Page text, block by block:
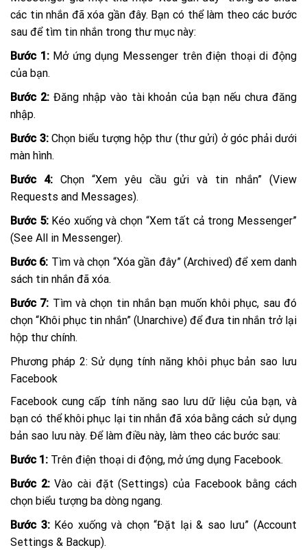
các tin nhắn đã xóa gần đây. Bạn có thể làm theo các bước
sau để tìm tin nhắn trong thư mục này:
Bước 1:Mở ứng dụng Messenger trên điện thoại di động
của bạn.
Bước 2:Đăng nhập vào tài khoản của bạn nếu chưa đăng
nhập.
Bước 3:Chọn biểu tượng hộp thư (thư gửi) ở góc phải dưới
màn hình.
Bước 4:Chọn “Xem yêu cầu gửi và tin nhắn” (View
Requests and Messages).
Bước 5:Kéo xuống và chọn “Xem tất cả trong Messenger”
(See All in Messenger).
Bước 6: Tìm và chọn “Xóa gần đây” (Archived) để xem danh
sách tin nhắn đã xóa.
Bước 7: Tìm và chọn tin nhắn bạn muốn khôi phục, sau đó
chọn “Khôi phục tin nhắn” (Unarchive) để đưa tin nhắn trở lại
hộp thư chính.
Phương pháp 2: Sử dụng tính năng khôi phục bản sao lưu
Facebook
Facebook cung cấp tính năng sao lưu dữ liệu của bạn, và
bạn có thể khôi phục lại tin nhắn đã xóa bằng cách sử dụng
bản sao lưu này. Để làm điều này, làm theo các bước sau:
Bước 1: Trên điện thoại di động, mở ứng dụng Facebook.
Bước 2:Vào cài đặt (Settings) của Facebook bằng cách
chọn biểu tượng ba dòng ngang.
Bước 3:Kéo xuống và chọn “Đặt lại & sao lưu” (Account
Settings & Backup).